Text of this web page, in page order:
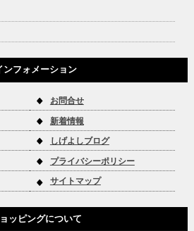
ンフォメーション
お問合せ
新着情報
しげよしブログ
プライバシーポリシー
サイトマップ
ッピングについて